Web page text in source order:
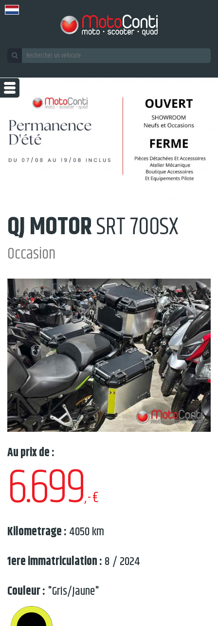
QJ MOTORSRT 700SX
Occasion
Au prix de :
6.699,-€
Kilometrage :4050 km
1ere immatriculation :8 / 2024
Couleur : "Gris/Jaune"